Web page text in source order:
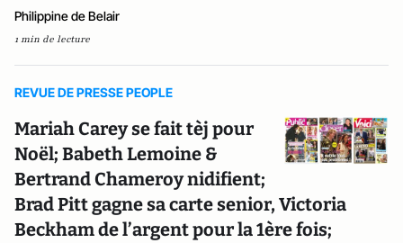
Philippine de Belair
1 min de lecture
REVUE DE PRESSE PEOPLE
Mariah Carey se fait tèj pour
Noël; Babeth Lemoine &
Bertrand Chameroy nidifient;
Brad Pitt gagne sa carte senior, Victoria
Beckham de l’argent pour la 1ère fois;